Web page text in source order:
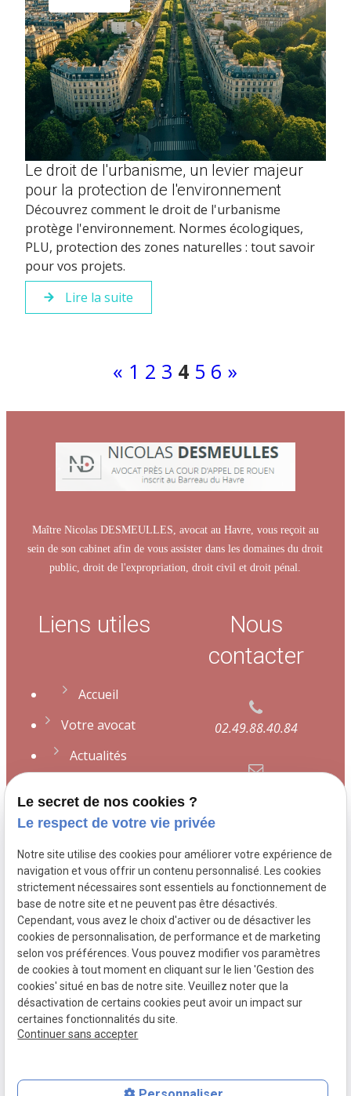
Le droit de l'urbanisme, un levier majeur
pour la protection de l'environnement
Découvrez comment le droit de l'urbanisme
protège l'environnement. Normes écologiques,
PLU, protection des zones naturelles : tout savoir
pour vos projets.
Lire la suite
« 1 2 3 4 5 6 »
Maître Nicolas DESMEULLES, avocat au Havre, vous reçoit au
sein de son cabinet afin de vous assister dans les domaines du droit
public, droit de l'expropriation, droit civil et droit pénal.
Liens utiles
Accueil
Votre avocat
Actualités
Mentions légales
Politique de
confidentialité
Gestion des
cookies
Nous
contacter
02.49.88.40.84
109 Boulevard de
Strasbourg76600 LE
HAVRE
Le secret de nos cookies ?
Le respect de votre vie privée
Notre site utilise des cookies pour améliorer votre expérience de
navigation et vous offrir un contenu personnalisé. Les cookies
strictement nécessaires sont essentiels au fonctionnement de
base de notre site et ne peuvent pas être désactivés.
Cependant, vous avez le choix d'activer ou de désactiver les
cookies de personnalisation, de performance et de marketing
selon vos préférences. Vous pouvez modifier vos paramètres
de cookies à tout moment en cliquant sur le lien 'Gestion des
cookies' situé en bas de notre site. Veuillez noter que la
désactivation de certains cookies peut avoir un impact sur
certaines fonctionnalités du site.
Continuer sans accepter